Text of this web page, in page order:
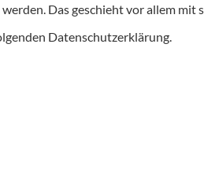
Das geschieht vor allem mit
Datenschutzerklärung.